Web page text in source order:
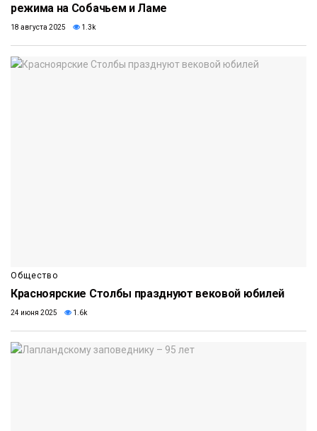
режима на Собачьем и Ламе
18 августа 2025 1.3k
Общество
Красноярские Столбы празднуют вековой юбилей
24 июня 2025 1.6k